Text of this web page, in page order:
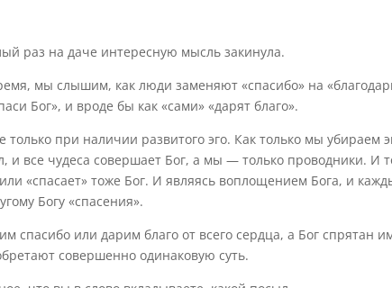
раз на даче интересную мысль закинула.
мы слышим, как люди заменяют «спасибо» на
Бог», и вроде бы как «сами» «дарят благо».
только при наличии развитого эго. Как только мы убираем
и все чудеса совершает Бог, а мы — только проводники. И
«спасает» тоже Бог. И являясь воплощением Бога, и
Богу «спасения».
спасибо или дарим благо от всего сердца, а Бог спрятан
совершенно одинаковую суть.